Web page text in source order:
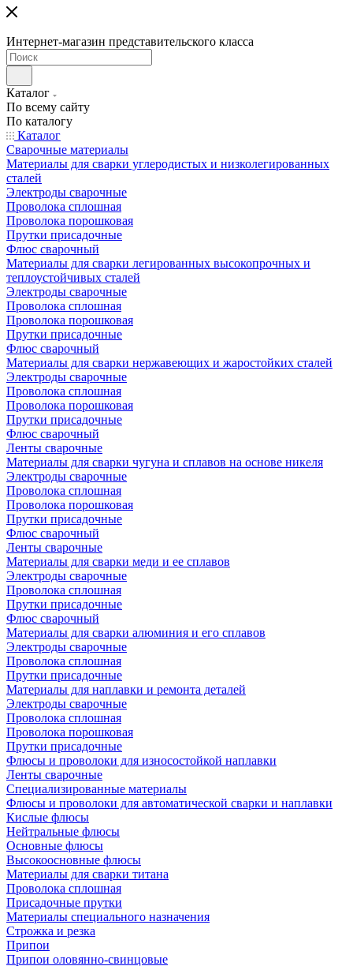
Интернет-магазин представительского класса
Каталог
По всему сайту
По каталогу
Каталог
Сварочные материалы
Материалы для сварки углеродистых и низколегированных
сталей
Электроды сварочные
Проволока сплошная
Проволока порошковая
Прутки присадочные
Флюс сварочный
Материалы для сварки легированных высокопрочных и
теплоустойчивых сталей
Электроды сварочные
Проволока сплошная
Проволока порошковая
Прутки присадочные
Флюс сварочный
Материалы для сварки нержавеющих и жаростойких сталей
Электроды сварочные
Проволока сплошная
Проволока порошковая
Прутки присадочные
Флюс сварочный
Ленты сварочные
Материалы для сварки чугуна и сплавов на основе никеля
Электроды сварочные
Проволока сплошная
Проволока порошковая
Прутки присадочные
Флюс сварочный
Ленты сварочные
Материалы для сварки меди и ее сплавов
Электроды сварочные
Проволока сплошная
Прутки присадочные
Флюс сварочный
Материалы для сварки алюминия и его сплавов
Электроды сварочные
Проволока сплошная
Прутки присадочные
Материалы для наплавки и ремонта деталей
Электроды сварочные
Проволока сплошная
Проволока порошковая
Прутки присадочные
Флюсы и проволоки для износостойкой наплавки
Ленты сварочные
Специализированные материалы
Флюсы и проволоки для автоматической сварки и наплавки
Кислые флюсы
Нейтральные флюсы
Основные флюсы
Высокоосновные флюсы
Материалы для сварки титана
Проволока сплошная
Присадочные прутки
Материалы специального назначения
Строжка и резка
Припои
Припои оловянно-свинцовые